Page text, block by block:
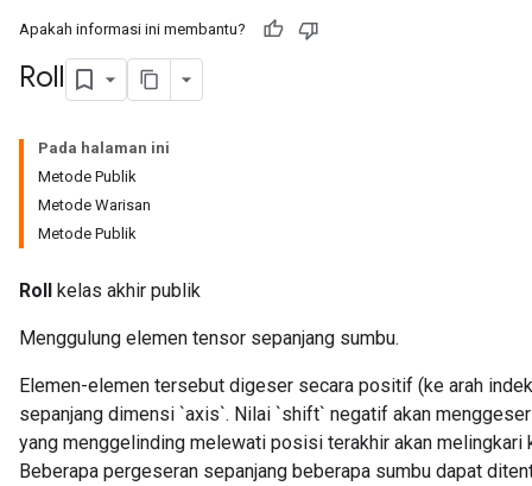
Apakah informasi ini membantu?
Roll
Pada halaman ini
Metode Publik
Metode Warisan
Metode Publik
Roll kelas akhir publik
Menggulung elemen tensor sepanjang sumbu.
Elemen-elemen tersebut digeser secara positif (ke arah
sepanjang dimensi `axis`. Nilai `shift` negatif akan
yang menggelinding melewati posisi terakhir akan
Beberapa pergeseran sepanjang beberapa sumbu dapat